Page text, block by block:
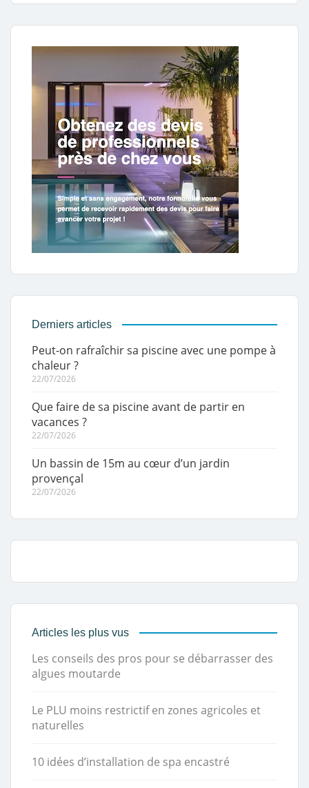
Derniers articles
Peut-on rafraîchir sa piscine avec une pompe à
chaleur ?
22/07/2026
Que faire de sa piscine avant de partir en
vacances ?
22/07/2026
Un bassin de 15m au cœur d’un jardin
provençal
22/07/2026
Articles les plus vus
Les conseils des pros pour se débarrasser des
algues moutarde
Le PLU moins restrictif en zones agricoles et
naturelles
10 idées d’installation de spa encastré